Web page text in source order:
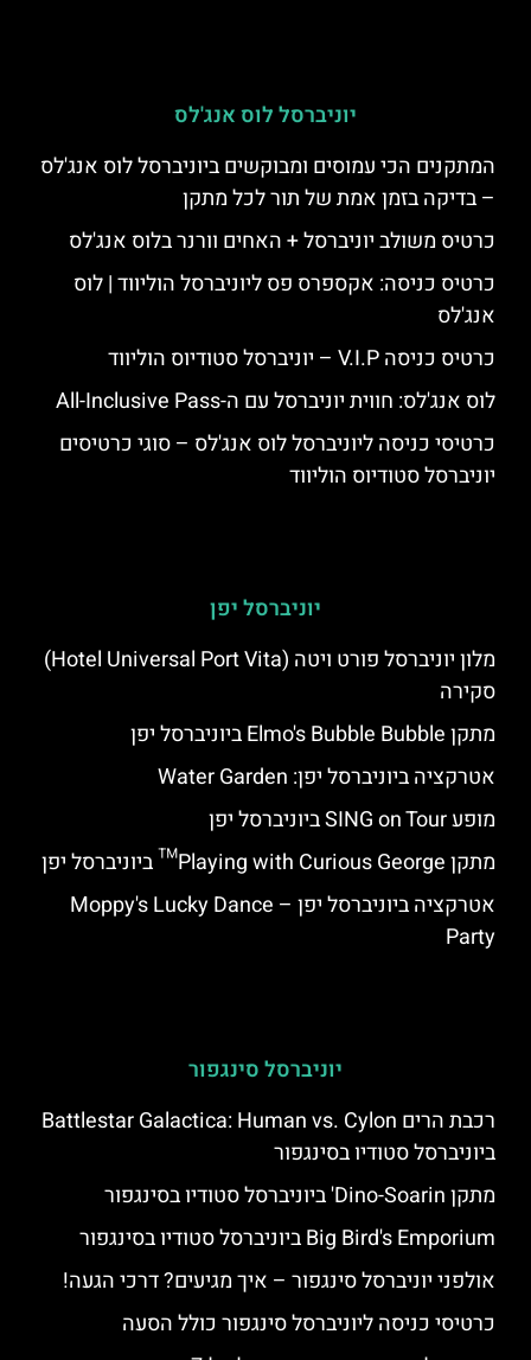
יוניברסל לוס אנג'לס
המתקנים הכי עמוסים ומבוקשים ביוניברסל לוס אנג'לס
– בדיקה בזמן אמת של תור לכל מתקן
כרטיס משולב יוניברסל + האחים וורנר בלוס אנג'לס
כרטיס כניסה: אקספרס פס ליוניברסל הוליווד | לוס
אנג'לס
כרטיס כניסה V.I.P – יוניברסל סטודיוס הוליווד
לוס אנג'לס: חווית יוניברסל עם ה-All-Inclusive Pass
כרטיסי כניסה ליוניברסל לוס אנג'לס – סוגי כרטיסים
יוניברסל סטודיוס הוליווד
יוניברסל יפן
מלון יוניברסל פורט ויטה (Hotel Universal Port Vita)
סקירה
מתקן Elmo's Bubble Bubble ביוניברסל יפן
אטרקציה ביוניברסל יפן: Water Garden
מופע SING on Tour ביוניברסל יפן
מתקן Playing with Curious George™ ביוניברסל יפן
אטרקציה ביוניברסל יפן – Moppy's Lucky Dance
Party
יוניברסל סינגפור
רכבת הרים Battlestar Galactica: Human vs. Cylon
ביוניברסל סטודיו בסינגפור
מתקן Dino-Soarin' ביוניברסל סטודיו בסינגפור
Big Bird's Emporium ביוניברסל סטודיו בסינגפור
אולפני יוניברסל סינגפור – איך מגיעים? דרכי הגעה!
כרטיסי כניסה ליוניברסל סינגפור כולל הסעה